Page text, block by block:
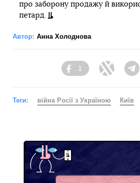
про заборону продажу й
петард.
Автор: Анна Холоднова
Facebook
1
Twitter
Теги: війна Росії з Україною Київ